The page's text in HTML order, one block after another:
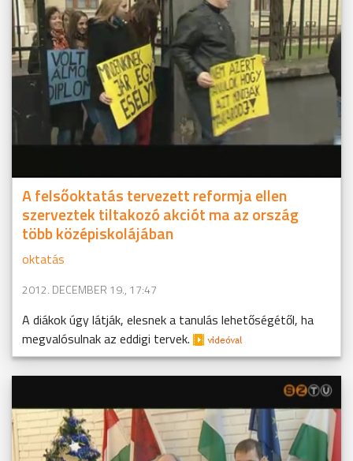
A felsőoktatás tervezett reformja ellen
szerveztek tiltakozó akciót ma az ország
több középiskolájában
oktatás
2012. DECEMBER 19., 17:47
A diákok úgy látják, elesnek a tanulás lehetőségétől, ha
megvalósulnak az eddigi tervek.